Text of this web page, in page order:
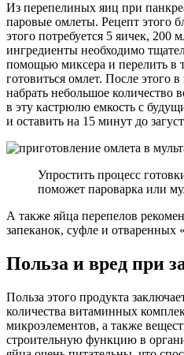
Из перепелиных яиц при
паровые омлеты. Рецепт этого
этого потребуется 5 яичек,
ингредиенты необходимо
помощью миксера и перелить в
готовиться омлет. После
набрать небольшое количество
в эту кастрюлю емкость с
и оставить на 15 минут до
Упростить процесс
поможет пароварка или
А также яйца перепелов
запеканок, суфле и отваренных
Польза и вред при
Польза этого продукта
количества витаминных
микроэлементов, а также
строительную функцию в